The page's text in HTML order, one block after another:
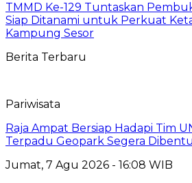
TMMD Ke-129 Tuntaskan
Siap Ditanami untuk Perkuat
Kampung Sesor
Berita Terbaru
Pariwisata
Raja Ampat Bersiap Hadapi Tim
Terpadu Geopark Segera
Jumat, 7 Agu 2026 - 16:08 WIB